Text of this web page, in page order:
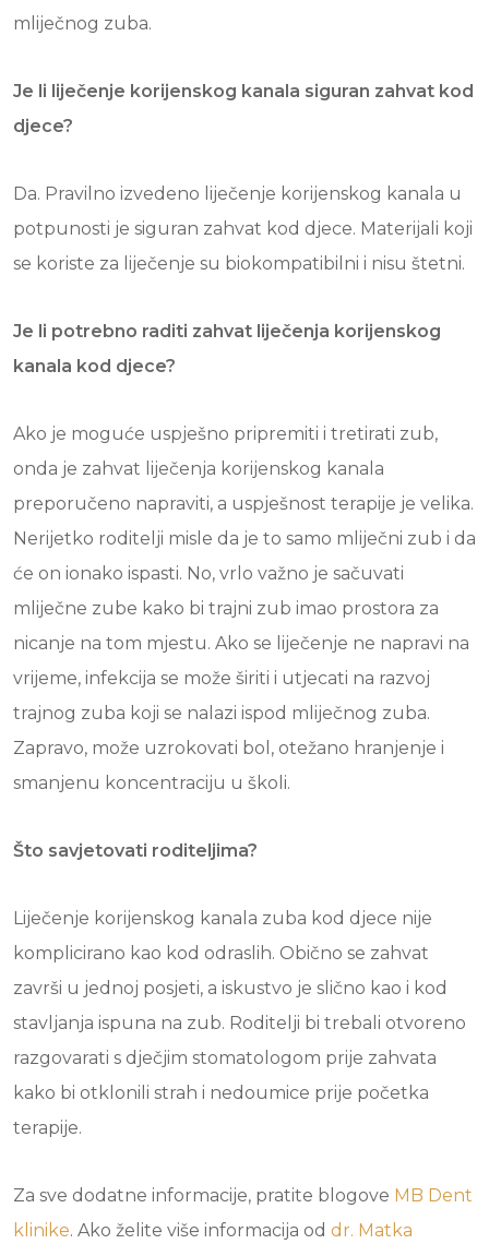
mliječnog zuba.
Je li liječenje korijenskog kanala siguran zahvat kod
djece?
Da. Pravilno izvedeno liječenje korijenskog kanala u
potpunosti je siguran zahvat kod djece. Materijali koji
se koriste za liječenje su biokompatibilni i nisu štetni.
Je li potrebno raditi zahvat liječenja korijenskog
kanala kod djece?
Ako je moguće uspješno pripremiti i tretirati zub,
onda je zahvat liječenja korijenskog kanala
preporučeno napraviti, a uspješnost terapije je velika.
Nerijetko roditelji misle da je to samo mliječni zub i da
će on ionako ispasti. No, vrlo važno je sačuvati
mliječne zube kako bi trajni zub imao prostora za
nicanje na tom mjestu. Ako se liječenje ne napravi na
vrijeme, infekcija se može širiti i utjecati na razvoj
trajnog zuba koji se nalazi ispod mliječnog zuba.
Zapravo, može uzrokovati bol, otežano hranjenje i
smanjenu koncentraciju u školi.
Što savjetovati roditeljima?
Liječenje korijenskog kanala zuba kod djece nije
komplicirano kao kod odraslih. Obično se zahvat
završi u jednoj posjeti, a iskustvo je slično kao i kod
stavljanja ispuna na zub. Roditelji bi trebali otvoreno
razgovarati s dječjim stomatologom prije zahvata
kako bi otklonili strah i nedoumice prije početka
terapije.
Za sve dodatne informacije, pratite blogove MB Dent
klinike. Ako želite više informacija od dr. Matka